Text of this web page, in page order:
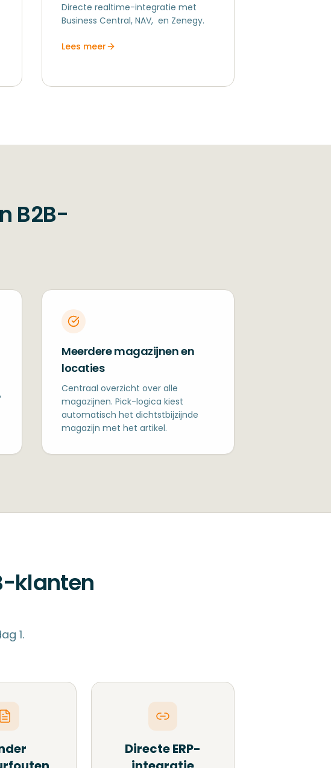
Directe realtime-integratie met
Business Central, NAV, ​ en Zenegy.
Lees meer
B2B-
Meerdere magazijnen en
locaties
Centraal overzicht over alle
magazijnen. Pick-logica kiest
automatisch het dichtstbijzijnde
magazijn met het artikel.
klanten
1.
Directe ERP-